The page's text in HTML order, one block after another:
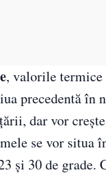
, valorile
precedentă în
dar vor
se vor situa
și 30 de grade.